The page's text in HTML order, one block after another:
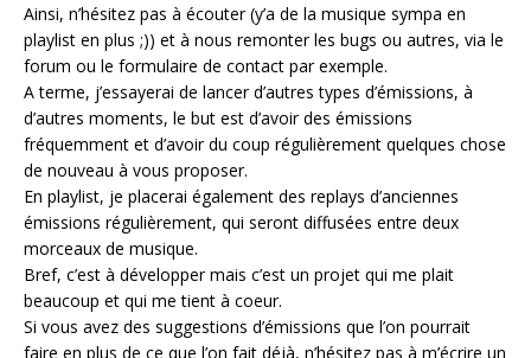
Ainsi, n’hésitez pas à écouter (y’a de la musique sympa en
playlist en plus ;)) et à nous remonter les bugs ou autres, via le
forum ou le formulaire de contact par exemple.
A terme, j’essayerai de lancer d’autres types d’émissions, à
d’autres moments, le but est d’avoir des émissions
fréquemment et d’avoir du coup régulièrement quelques chose
de nouveau à vous proposer.
En playlist, je placerai également des replays d’anciennes
émissions régulièrement, qui seront diffusées entre deux
morceaux de musique.
Bref, c’est à développer mais c’est un projet qui me plait
beaucoup et qui me tient à coeur.
Si vous avez des suggestions d’émissions que l’on pourrait
faire en plus de ce que l’on fait déjà, n’hésitez pas à m’écrire un